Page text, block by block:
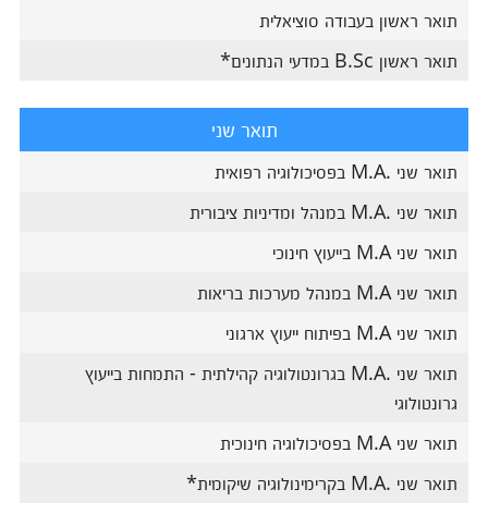
תואר ראשון בעבודה סוציאלית
תואר ראשון B.Sc במדעי הנתונים*
תואר שני
תואר שני .M.A בפסיכולוגיה רפואית
תואר שני .M.A במנהל ומדיניות ציבורית
תואר שני M.A בייעוץ חינוכי
תואר שני M.A במנהל מערכות בריאות
תואר שני M.A בפיתוח ייעוץ ארגוני
תואר שני .M.A בגרונטולוגיה קהילתית - התמחות בייעוץ
גרונטולוגי
תואר שני M.A בפסיכולוגיה חינוכית
תואר שני .M.A בקרימינולוגיה שיקומית*